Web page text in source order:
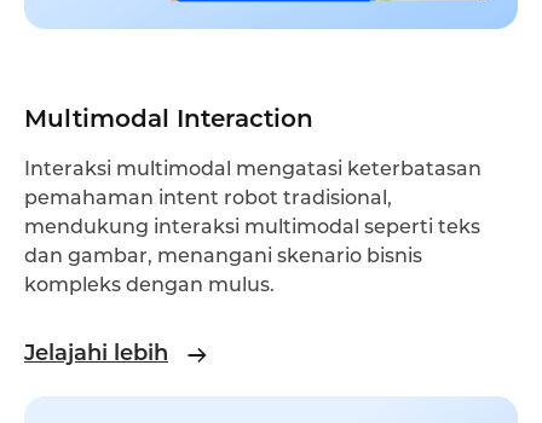
Multimodal Interaction
Interaksi multimodal mengatasi keterbatasan
pemahaman intent robot tradisional,
mendukung interaksi multimodal seperti teks
dan gambar, menangani skenario bisnis
kompleks dengan mulus.
Jelajahi lebih